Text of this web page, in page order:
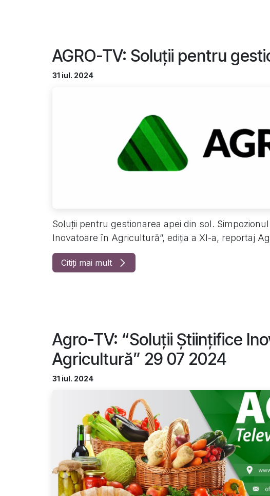
AGRO-TV: Soluții pentru
31 iul. 2024
Soluții pentru gestionarea apei din sol.
Inovatoare în Agricultură”, ediția a XI-a, reportaj
Citiți mai mult
Agro-TV: “Soluții Științifice
Agricultură” 29 07 2024
31 iul. 2024